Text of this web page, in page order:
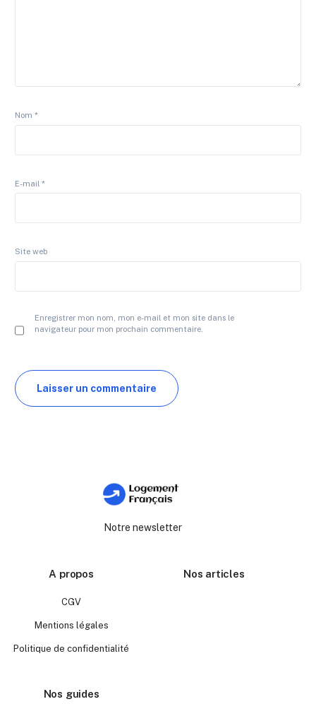
Nom*
E-mail*
Site web
Enregistrer mon nom, mon e-mail et mon site dans le
navigateur pour mon prochain commentaire.
Notre newsletter
A propos
CGV
Mentions légales
Politique de confidentialité
Nos articles
Nos guides